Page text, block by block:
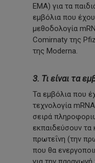
EMA) για τα
εμβόλια που
μεθοδολογία
Comirnaty της
της Moderna.
3. Τι είναι τα
Τα εμβόλια που
τεχνολογία
σειρά
εκπαιδεύσουν τα
πρωτεΐνη (την
που θα